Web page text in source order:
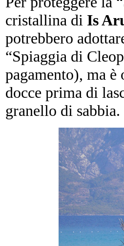
cristallina di Is
potrebbero
“Spiaggia di
pagamento), ma è
docce prima di
granello di sabbia.